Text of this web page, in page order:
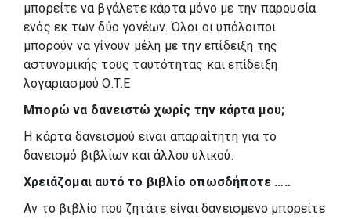
μπορείτε να βγάλετε κάρτα μόνο με την παρουσία
ενός εκ των δύο γονέων. Όλοι οι υπόλοιποι
μπορούν να γίνουν μέλη με την επίδειξη της
αστυνομικής τους ταυτότητας και επίδειξη
λογαριασμού Ο.Τ.Ε
Μπορώ να δανειστώ χωρίς την κάρτα μου;
Η κάρτα δανεισμού είναι απαραίτητη για το
δανεισμό βιβλίων και άλλου υλικού.
Χρειάζομαι αυτό το βιβλίο οπωσδήποτε …..
Αν το βιβλίο που ζητάτε είναι δανεισμένο μπορείτε